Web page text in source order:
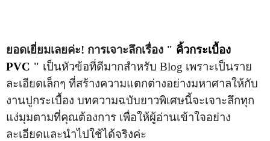
ยอดเยี่ยมเลยค่ะ! การเจาะลึกเรื่อง " คิ้วกระเบื้อง
PVC " เป็นหัวข้อที่ดีมากสำหรับ Blog เพราะเป็นราย
ละเอียดเล็กๆ ที่สร้างความแตกต่างอย่างมหาศาลให้กับ
งานปูกระเบื้อง บทความฉบับยาวพิเศษนี้จะเจาะลึกทุก
แง่มุมตามที่คุณต้องการ เพื่อให้ผู้อ่านเข้าใจอย่าง
ละเอียดและนำไปใช้ได้จริงค่ะ